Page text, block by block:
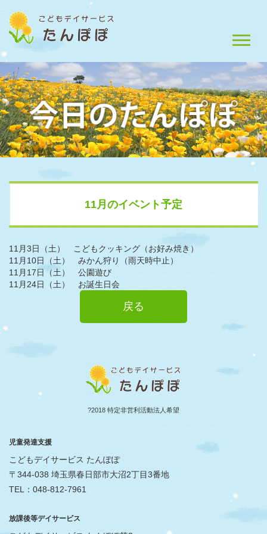
11月のイベント予定
11月3日（土） こどもクッキング（お好み焼き）
11月10日（土） みかん狩り（雨天時中止）
11月17日（土） 公園遊び
11月24日（土） お誕生日会
戻る
?2018 特定非営利活動法人希望
児童発達支援
こどもデイサービス たんぽぽ
〒344-038 埼玉県春日部市大沼2丁目3番地
TEL：048-812-7961
放課後等デイサービス